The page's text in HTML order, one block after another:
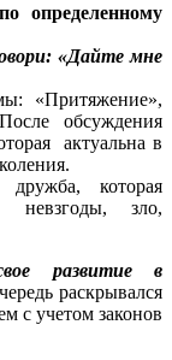
определенному
«Дайте мне
«Притяжение»,
обсуждения
актуальна в
которая
невзгоды, зло,
развитие в
раскрывался
с учетом законов